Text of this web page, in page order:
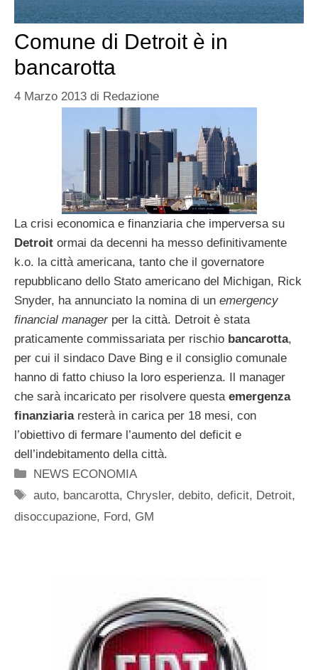
Comune di Detroit è in
bancarotta
4 Marzo 2013 di Redazione
La crisi economica e finanziaria che imperversa su
Detroit ormai da decenni ha messo definitivamente
k.o. la città americana, tanto che il governatore
repubblicano dello Stato americano del Michigan, Rick
Snyder, ha annunciato la nomina di un emergency
financial managerper la città. Detroit è stata
praticamente commissariata per rischio bancarotta,
per cui il sindaco Dave Bing e il consiglio comunale
hanno di fatto chiuso la loro esperienza. Il manager
che sarà incaricato per risolvere questa emergenza
finanziaria resterà in carica per 18 mesi, con
l’obiettivo di fermare l’aumento del deficit e
dell’indebitamento della città.
Categorie
NEWS ECONOMIA
Tag
auto, bancarotta, Chrysler,debito,deficit, Detroit,
disoccupazione, Ford, GM